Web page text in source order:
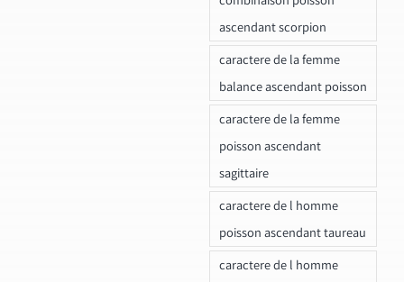
ascendant scorpion
caractere de la femme
balance ascendant poisson
caractere de la femme
poisson ascendant
sagittaire
caractere de l homme
poisson ascendant taureau
caractere de l homme